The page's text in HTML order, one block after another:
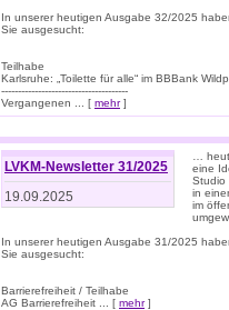
In unserer heutigen Ausgabe 32/2025
Sie ausgesucht:
Teilhabe
Karlsruhe: „Toilette für alle“ im BBBank
--------------------------------------
Vergangenen ... [ mehr]
LVKM-Newsletter 31/2025
19.09.2025
…
eine
Studio
in
im
In unserer heutigen Ausgabe 31/2025
Sie ausgesucht:
Barrierefreiheit / Teilhabe
AG Barrierefreiheit ... [ mehr]